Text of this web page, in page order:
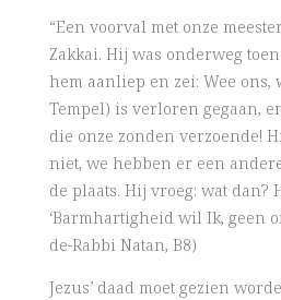
“Een voorval met onze
Zakkai. Hij was onderweg
hem aanliep en zei: Wee ons,
Tempel) is verloren gegaan,
die onze zonden verzoende!
niet, we hebben er een
de plaats. Hij vroeg: wat dan?
‘Barmhartigheid wil Ik, geen
de-Rabbi Natan, B8)
Jezus’ daad moet gezien